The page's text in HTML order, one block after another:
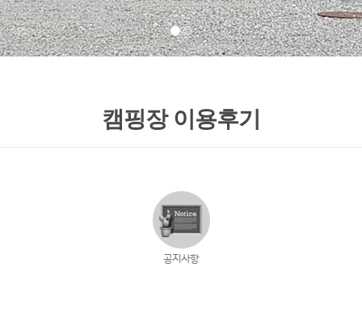
캠핑장 이용후기
공지사항